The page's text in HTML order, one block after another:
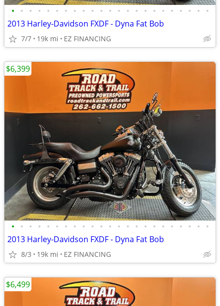
• • • • • • • • • • • • • • • • • • • • • • •
2013 Harley-Davidson FXDF - Dyna Fat Bob
7/7 19k mi EZ FINANCING
• • • • • • • • • • • • • • • • • • • • • • •
2013 Harley-Davidson FXDF - Dyna Fat Bob
8/3 19k mi EZ FINANCING
$6,399
$6,499